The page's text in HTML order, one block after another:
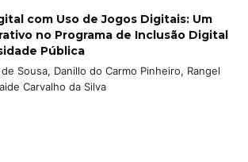
com Uso de Jogos Digitais: Um
no Programa de Inclusão Digital
Pública
Sousa, Danillo do Carmo Pinheiro, Rangel
Carvalho da Silva